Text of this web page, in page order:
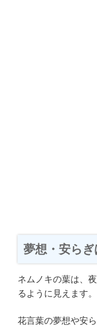
夢想・安ら
ネムノキの葉は、
るように見えます。
花言葉の夢想や安